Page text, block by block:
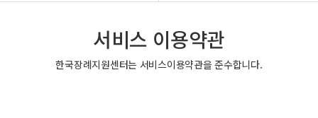
서비스 이용약관
한국장례지원센터는 서비스이용약관을 준수합니다.